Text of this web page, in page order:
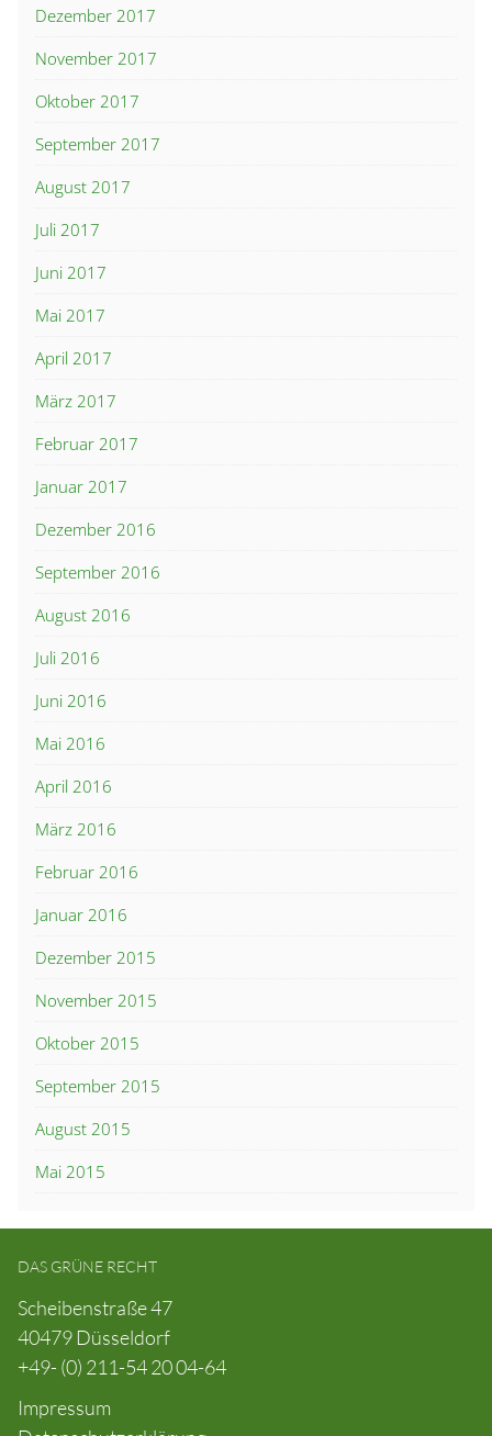
Dezember 2017
November 2017
Oktober 2017
September 2017
August 2017
Juli 2017
Juni 2017
Mai 2017
April 2017
März 2017
Februar 2017
Januar 2017
Dezember 2016
September 2016
August 2016
Juli 2016
Juni 2016
Mai 2016
April 2016
März 2016
Februar 2016
Januar 2016
Dezember 2015
November 2015
Oktober 2015
September 2015
August 2015
Mai 2015
DAS GRÜNE RECHT
Scheibenstraße 47
40479 Düsseldorf
+49- (0) 211-54 20 04-64
Impressum